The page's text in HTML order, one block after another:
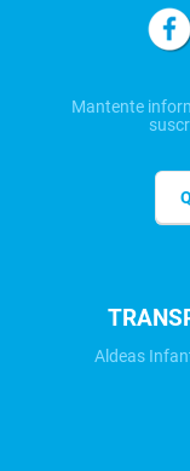
Mantente
Aldeas